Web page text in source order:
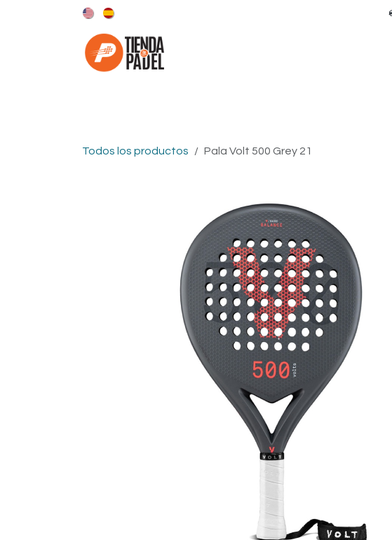
Todos los productos Pala Volt 500 Grey 21